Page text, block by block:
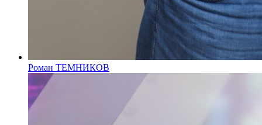
Роман ТЕМНИКОВ